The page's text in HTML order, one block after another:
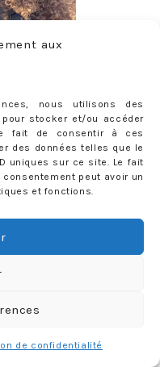
aux
nous utilisons des
stocker et/ou accéder
fait de consentir à ces
des données telles que le
uniques sur ce site. Le fait
peut avoir un
et fonctions.
de confidentialité